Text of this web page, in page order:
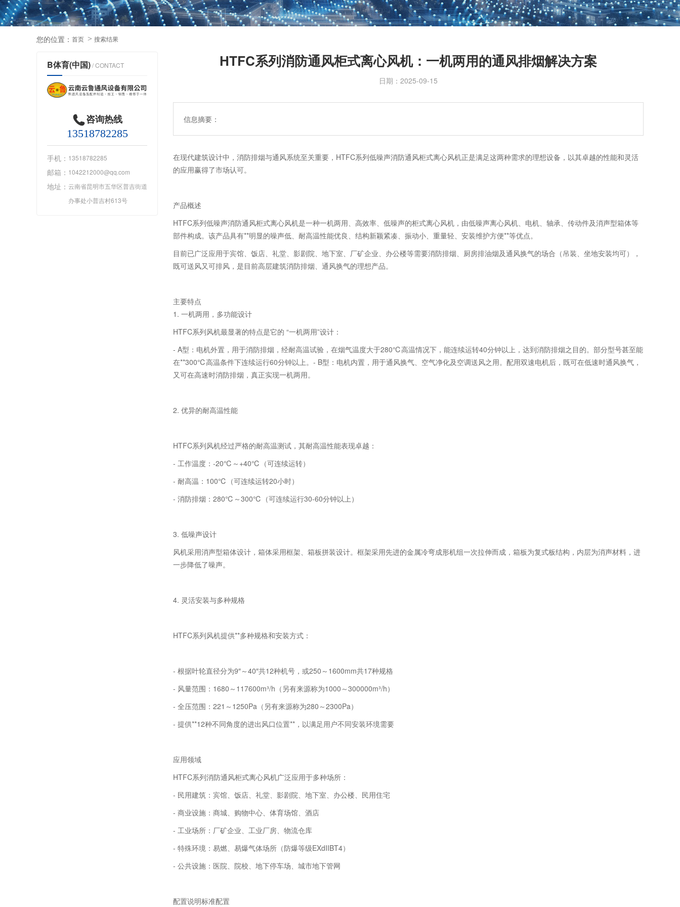
您的位置： 首页 搜索结果
B体育(中国)/ CONTACT
咨询热线
13518782285
手机： 13518782285
邮箱： 1042212000@qq.com
地址： 云南省昆明市五华区普吉街道
办事处小普吉村613号
HTFC系列消防通风柜式离心风机：一机两用的通风排烟解决方案
日期： 2025-09-15
信息摘要：
在现代建筑设计中，消防排烟与通风系统至关重要，HTFC系列低噪声消防通风柜式离心风机正是满足这两种需求的理想设备，以其卓越的性能和灵活
的应用赢得了市场认可。
产品概述
HTFC系列低噪声消防通风柜式离心风机是一种一机两用、高效率、低噪声的柜式离心风机，由低噪声离心风机、电机、轴承、传动件及消声型箱体等
部件构成。该产品具有**明显的噪声低、耐高温性能优良、结构新颖紧凑、振动小、重量轻、安装维护方便**等优点。
目前已广泛应用于宾馆、饭店、礼堂、影剧院、地下室、厂矿企业、办公楼等需要消防排烟、厨房排油烟及通风换气的场合（吊装、坐地安装均可），
既可送风又可排风，是目前高层建筑消防排烟、通风换气的理想产品。
主要特点
1. 一机两用，多功能设计
HTFC系列风机最显著的特点是它的 “一机两用”设计：
- A型：电机外置，用于消防排烟，经耐高温试验，在烟气温度大于280℃高温情况下，能连续运转40分钟以上，达到消防排烟之目的。部分型号甚至能
在**300℃高温条件下连续运行60分钟以上。- B型：电机内置，用于通风换气、空气净化及空调送风之用。配用双速电机后，既可在低速时通风换气，
又可在高速时消防排烟，真正实现一机两用。
2. 优异的耐高温性能
HTFC系列风机经过严格的耐高温测试，其耐高温性能表现卓越：
- 工作温度：-20℃～+40℃（可连续运转）
- 耐高温：100℃（可连续运转20小时）
- 消防排烟：280℃～300℃（可连续运行30-60分钟以上）
3. 低噪声设计
风机采用消声型箱体设计，箱体采用框架、箱板拼装设计。框架采用先进的金属冷弯成形机组一次拉伸而成，箱板为复式板结构，内层为消声材料，进
一步降低了噪声。
4. 灵活安装与多种规格
HTFC系列风机提供**多种规格和安装方式：
- 根据叶轮直径分为9″～40″共12种机号，或250～1600mm共17种规格
- 风量范围：1680～117600m³/h（另有来源称为1000～300000m³/h）
- 全压范围：221～1250Pa（另有来源称为280～2300Pa）
- 提供**12种不同角度的进出风口位置**，以满足用户不同安装环境需要
应用领域
HTFC系列消防通风柜式离心风机广泛应用于多种场所：
- 民用建筑：宾馆、饭店、礼堂、影剧院、地下室、办公楼、民用住宅
- 商业设施：商城、购物中心、体育场馆、酒店
- 工业场所：厂矿企业、工业厂房、物流仓库
- 特殊环境：易燃、易爆气体场所（防爆等级EXdIIBT4）
- 公共设施：医院、院校、地下停车场、城市地下管网
配置说明标准配置